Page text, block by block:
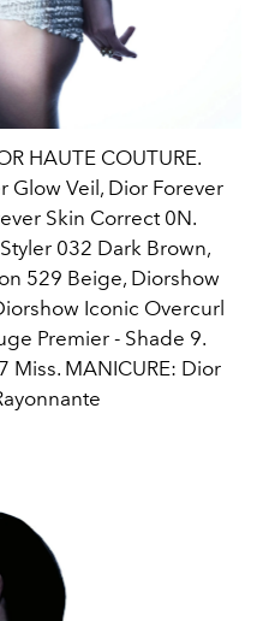
HAUTE COUTURE.
Glow Veil, Dior Forever
Skin Correct 0N.
032 Dark Brown,
529 Beige, Diorshow
Iconic Overcurl
Premier - Shade 9.
Miss. MANICURE: Dior